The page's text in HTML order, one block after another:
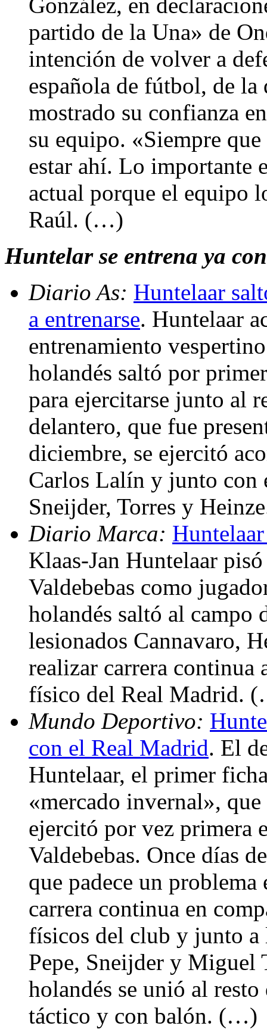
partido de la Una» de
intención de volver a
española de fútbol, de la
mostrado su confianza
su equipo. «Siempre
estar ahí. Lo importante
actual porque el equipo
Raúl. (…)
Huntelar se entrena ya
Diario As: Huntelaar
a entrenarse. Huntelaar
entrenamiento
holandés saltó por
para ejercitarse junto al
delantero, que fue
diciembre, se ejercitó
Carlos Lalín y junto con
Sneijder, Torres y
Diario Marca:
Klaas-Jan Huntelaar
Valdebebas como
holandés saltó al campo
lesionados Cannavaro,
realizar carrera continua
físico del Real Madrid.
Mundo Deportivo:
con el Real Madrid. El
Huntelaar, el primer
«mercado invernal», que
ejercitó por vez primera
Valdebebas. Once días
que padece un
carrera continua en
físicos del club y junto a
Pepe, Sneijder y Miguel
holandés se unió al
táctico y con balón. (…)